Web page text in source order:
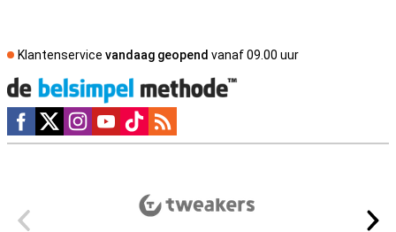
Klantenservice vandaag geopend vanaf 09.00 uur
Social media